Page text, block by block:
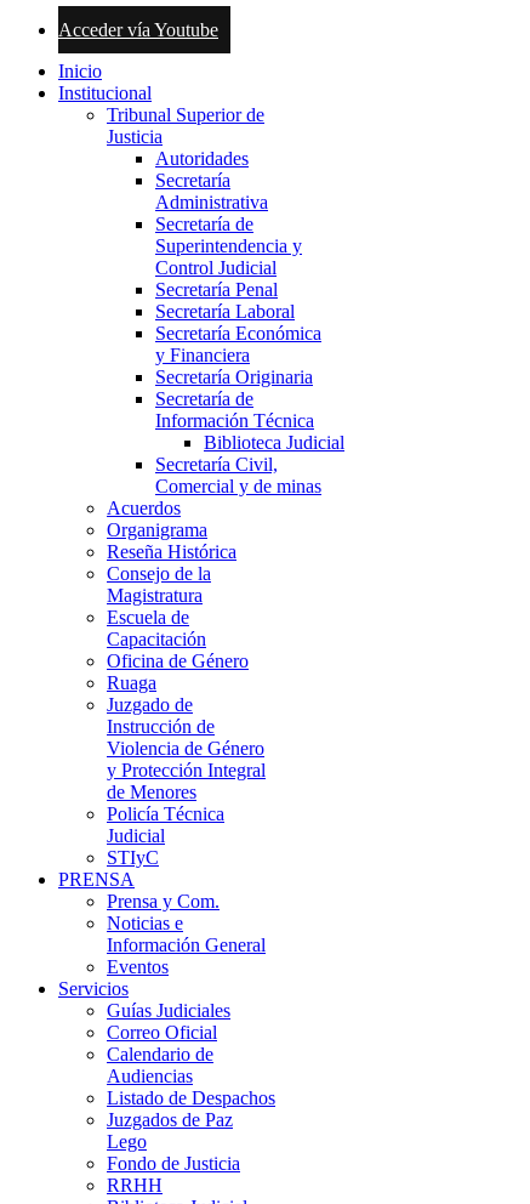
Acceder vía Youtube
Inicio
Institucional
Tribunal Superior de
Justicia
Autoridades
Secretaría
Administrativa
Secretaría de
Superintendencia y
Control Judicial
Secretaría Penal
Secretaría Laboral
Secretaría Económica
y Financiera
Secretaría Originaria
Secretaría de
Información Técnica
Biblioteca Judicial
Secretaría Civil,
Comercial y de minas
Acuerdos
Organigrama
Reseña Histórica
Consejo de la
Magistratura
Escuela de
Capacitación
Oficina de Género
Ruaga
Juzgado de
Instrucción de
Violencia de Género
y Protección Integral
de Menores
Policía Técnica
Judicial
STIyC
PRENSA
Prensa y Com.
Noticias e
Información General
Eventos
Servicios
Guías Judiciales
Correo Oficial
Calendario de
Audiencias
Listado de Despachos
Juzgados de Paz
Lego
Fondo de Justicia
RRHH